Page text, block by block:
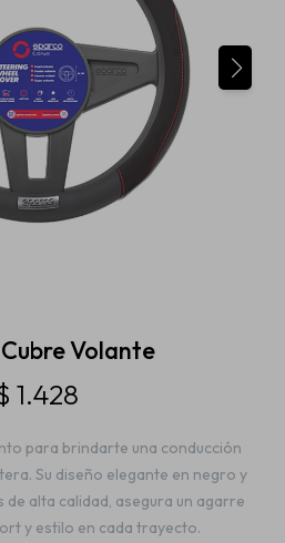
Volante
1.428
para brindarte una conducción
Su diseño elegante en negro y
alta calidad, asegura un agarre
y estilo en cada trayecto.